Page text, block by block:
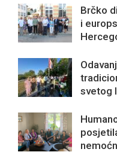
Brčko
i
svetog